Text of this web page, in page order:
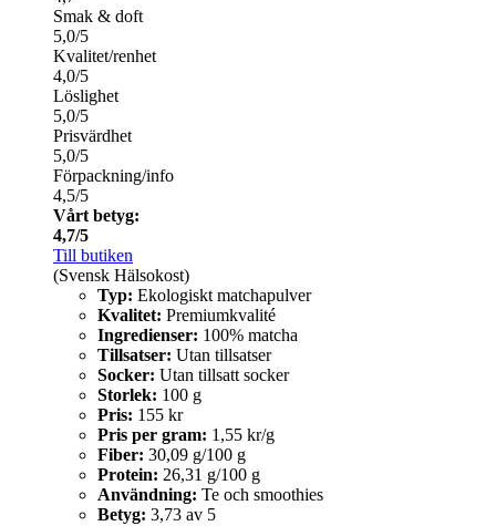
Smak & doft
5,0/5
Kvalitet/renhet
4,0/5
Löslighet
5,0/5
Prisvärdhet
5,0/5
Förpackning/info
4,5/5
Vårt betyg:
4,7/5
Till butiken
(Svensk Hälsokost)
Typ: Ekologiskt matchapulver
Kvalitet: Premiumkvalité
Ingredienser: 100% matcha
Tillsatser: Utan tillsatser
Socker: Utan tillsatt socker
Storlek: 100 g
Pris: 155 kr
Pris per gram: 1,55 kr/g
Fiber: 30,09 g/100 g
Protein: 26,31 g/100 g
Användning: Te och smoothies
Betyg: 3,73 av 5